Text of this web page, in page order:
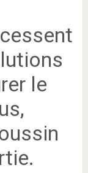
le